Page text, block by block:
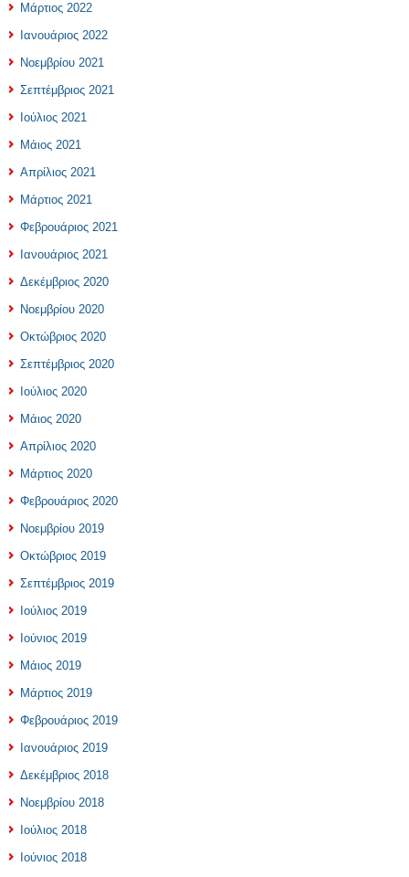
Μάρτιος 2022
Ιανουάριος 2022
Νοεμβρίου 2021
Σεπτέμβριος 2021
Ιούλιος 2021
Μάιος 2021
Απρίλιος 2021
Μάρτιος 2021
Φεβρουάριος 2021
Ιανουάριος 2021
Δεκέμβριος 2020
Νοεμβρίου 2020
Οκτώβριος 2020
Σεπτέμβριος 2020
Ιούλιος 2020
Μάιος 2020
Απρίλιος 2020
Μάρτιος 2020
Φεβρουάριος 2020
Νοεμβρίου 2019
Οκτώβριος 2019
Σεπτέμβριος 2019
Ιούλιος 2019
Ιούνιος 2019
Μάιος 2019
Μάρτιος 2019
Φεβρουάριος 2019
Ιανουάριος 2019
Δεκέμβριος 2018
Νοεμβρίου 2018
Ιούλιος 2018
Ιούνιος 2018